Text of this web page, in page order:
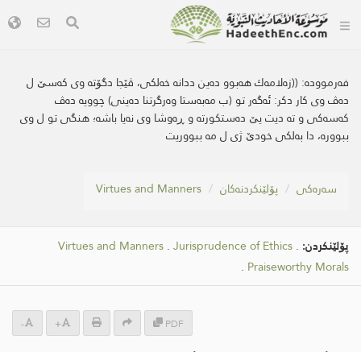
فەرموودە: ((زه‌لامه‌ك هه‌بوو ده‌ین ددانه‌ خه‌لكی، ڤێجا دگۆته‌ وی كه‌سێ ل
ده‌ڤ وی كار دكر: ئه‌گه‌ر تو (ب مه‌به‌ستا وه‌رگرتنا ده‌ینی) چوویه‌ ده‌ڤ
كه‌سه‌كی و ته‌ دیت یێ ده‌ستكورته‌ و ڕه‌وشا وی نه‌یا باشه‌؛ هنگی تو ل وی
ببووره‌، دا به‌لكی خودێ ژی ل مە ببووریت
سه‌ره‌كی پۆلێنکردنەکان Virtues and Manners
پۆلێنکردن: Virtues and Manners . Jurisprudence of Ethics .
Praiseworthy Morals
.
PDF
+
-